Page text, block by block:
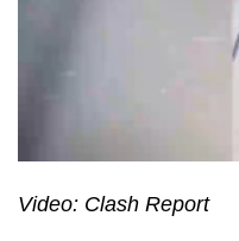
Video: Clash Report